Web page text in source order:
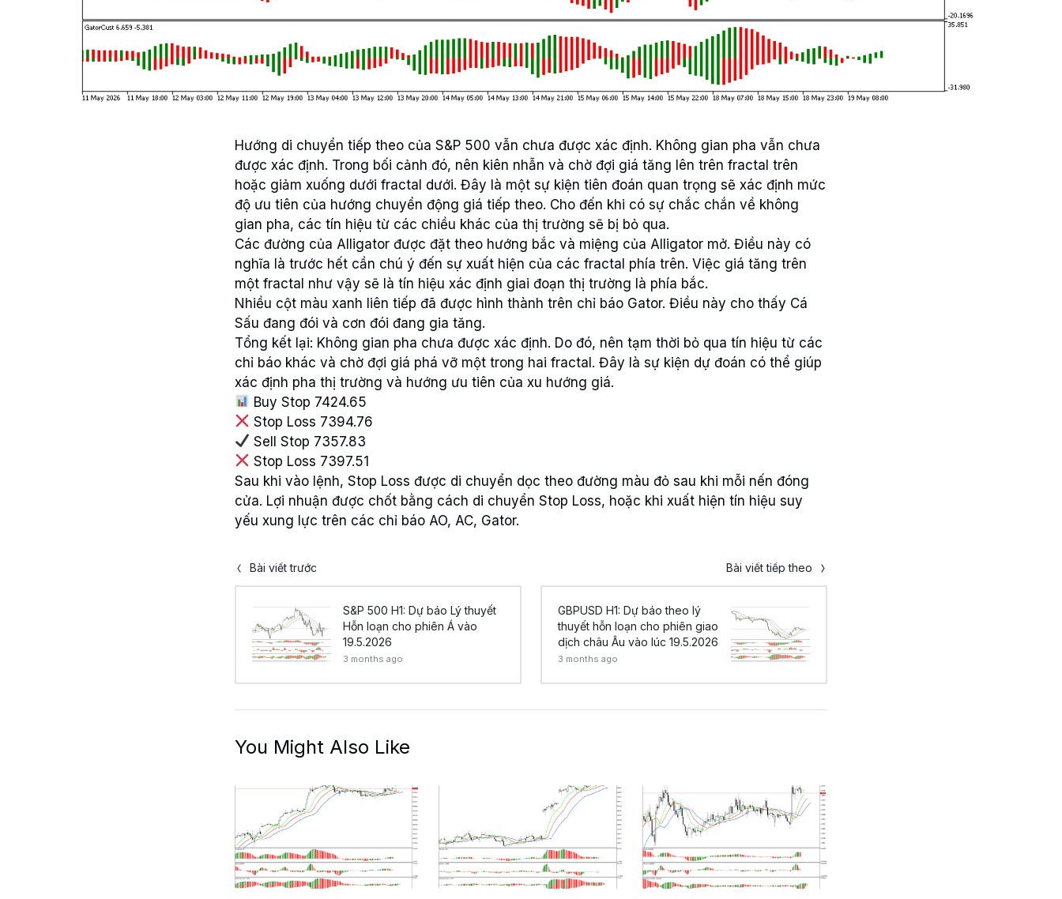
Hướng di chuyển tiếp theo của S&P 500 vẫn chưa được xác định. Không gian pha vẫn chưa
được xác định. Trong bối cảnh đó, nên kiên nhẫn và chờ đợi giá tăng lên trên fractal trên
hoặc giảm xuống dưới fractal dưới. Đây là một sự kiện tiên đoán quan trọng sẽ xác định mức
độ ưu tiên của hướng chuyển động giá tiếp theo. Cho đến khi có sự chắc chắn về không
gian pha, các tín hiệu từ các chiều khác của thị trường sẽ bị bỏ qua.
Các đường của Alligator được đặt theo hướng bắc và miệng của Alligator mở. Điều này có
nghĩa là trước hết cần chú ý đến sự xuất hiện của các fractal phía trên. Việc giá tăng trên
một fractal như vậy sẽ là tín hiệu xác định giai đoạn thị trường là phía bắc.
Nhiều cột màu xanh liên tiếp đã được hình thành trên chỉ báo Gator. Điều này cho thấy Cá
Sấu đang đói và cơn đói đang gia tăng.
Tổng kết lại: Không gian pha chưa được xác định. Do đó, nên tạm thời bỏ qua tín hiệu từ các
chỉ báo khác và chờ đợi giá phá vỡ một trong hai fractal. Đây là sự kiện dự đoán có thể giúp
xác định pha thị trường và hướng ưu tiên của xu hướng giá.
Buy Stop 7424.65
Stop Loss 7394.76
Sell Stop 7357.83
Stop Loss 7397.51
Sau khi vào lệnh, Stop Loss được di chuyển dọc theo đường màu đỏ sau khi mỗi nến đóng
cửa. Lợi nhuận được chốt bằng cách di chuyển Stop Loss, hoặc khi xuất hiện tín hiệu suy
yếu xung lực trên các chỉ báo AO, AC, Gator.
Bài viết trước Bài viết tiếp theo
S&P 500 H1: Dự báo Lý thuyết
Hỗn loạn cho phiên Á vào
19.5.2026
3 months ago
GBPUSD H1: Dự báo theo lý
thuyết hỗn loạn cho phiên giao
dịch châu Âu vào lúc 19.5.2026
3 months ago
You Might Also Like